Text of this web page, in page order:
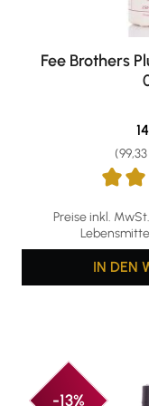
Fee Brothers
Preise inkl.
IN DEN
-13%